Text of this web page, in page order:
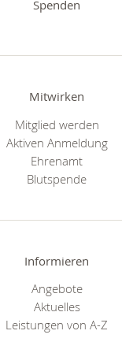
Spenden
Mitwirken
Mitglied werden
Aktiven Anmeldung
Ehrenamt
Blutspende
Informieren
Angebote
Aktuelles
Leistungen von A-Z